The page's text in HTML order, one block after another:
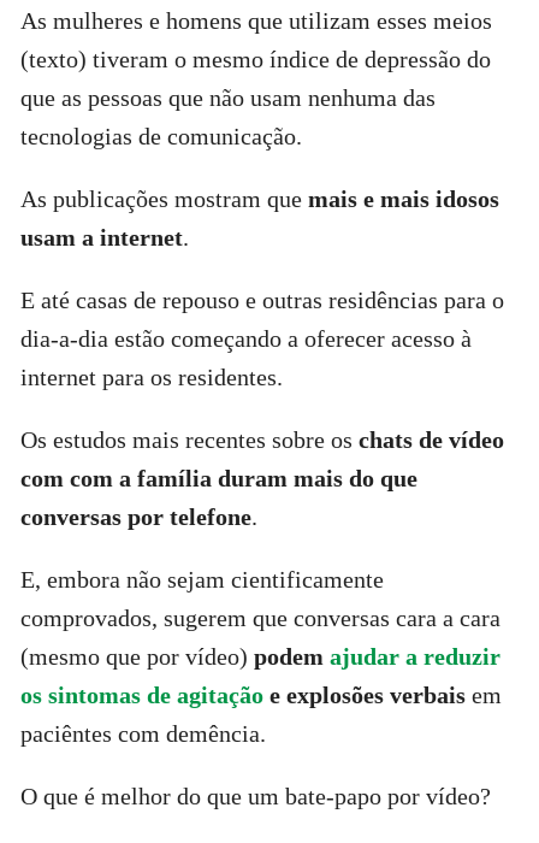
As mulheres e homens que utilizam esses meios
(texto) tiveram o mesmo índice de depressão do
que as pessoas que não usam nenhuma das
tecnologias de comunicação.
As publicações mostram quemais e mais idosos
usam a internet.
E até casas de repouso e outras residências para o
dia-a-dia estão começando a oferecer acesso à
internet para os residentes.
Os estudos mais recentes sobre oschats de vídeo
com com a família duram mais do que
conversas por telefone.
E, embora não sejam cientificamente
comprovados, sugerem que conversas cara a cara
(mesmo que por vídeo)podemajudar a reduzir
os sintomas de agitação e explosões verbais em
paciêntes com demência.
O que é melhor do que um bate-papo por vídeo?